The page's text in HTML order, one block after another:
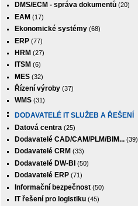
DMS/ECM - správa dokumentů (20)
EAM (17)
Ekonomické systémy (68)
ERP (77)
HRM (27)
ITSM (6)
MES (32)
Řízení výroby (37)
WMS (31)
DODAVATELÉ IT SLUŽEB A ŘEŠENÍ
Datová centra (25)
Dodavatelé CAD/CAM/PLM/BIM... (39)
Dodavatelé CRM (33)
Dodavatelé DW-BI (50)
Dodavatelé ERP (71)
Informační bezpečnost (50)
IT řešení pro logistiku (45)